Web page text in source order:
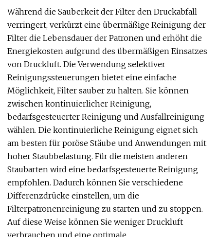
Während die Sauberkeit der Filter den Druckabfall
verringert, verkürzt eine übermäßige Reinigung der
Filter die Lebensdauer der Patronen und erhöht die
Energiekosten aufgrund des übermäßigen Einsatzes
von Druckluft. Die Verwendung selektiver
Reinigungssteuerungen bietet eine einfache
Möglichkeit, Filter sauber zu halten. Sie können
zwischen kontinuierlicher Reinigung,
bedarfsgesteuerter Reinigung und Ausfallreinigung
wählen. Die kontinuierliche Reinigung eignet sich
am besten für poröse Stäube und Anwendungen mit
hoher Staubbelastung. Für die meisten anderen
Staubarten wird eine bedarfsgesteuerte Reinigung
empfohlen. Dadurch können Sie verschiedene
Differenzdrücke einstellen, um die
Filterpatronenreinigung zu starten und zu stoppen.
Auf diese Weise können Sie weniger Druckluft
verbrauchen und eine optimale